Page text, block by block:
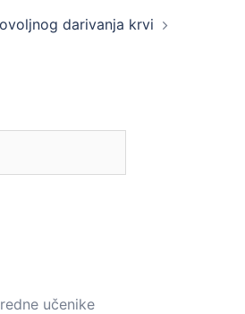
darivanja krvi
učenike